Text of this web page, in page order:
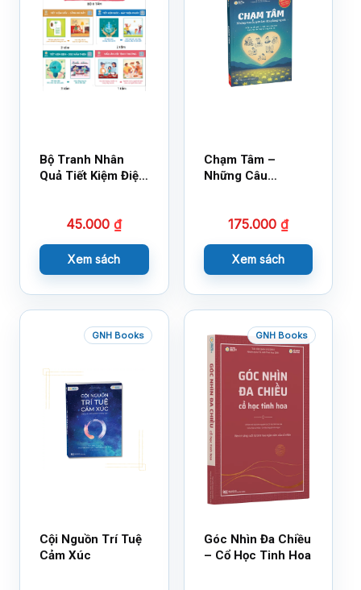
Bộ Tranh Nhân
Quả Tiết Kiệm Điện
45.000₫
Xem sách
Chạm Tâm –
Những Câu
175.000 ₫
Xem sách
GNH Books
Cội Nguồn Trí Tuệ
Cảm Xúc
GNH Books
Góc Nhìn Đa Chiều
– Cổ Học Tinh Hoa